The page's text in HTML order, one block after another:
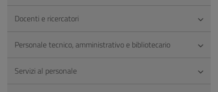
Docenti e ricercatori
Personale tecnico, amministrativo e bibliotecario
Servizi al personale